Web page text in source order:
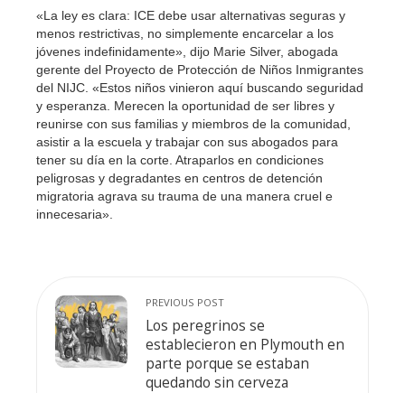
«La ley es clara: ICE debe usar alternativas seguras y
menos restrictivas, no simplemente encarcelar a los
jóvenes indefinidamente», dijo Marie Silver, abogada
gerente del Proyecto de Protección de Niños Inmigrantes
del NIJC. «Estos niños vinieron aquí buscando seguridad
y esperanza. Merecen la oportunidad de ser libres y
reunirse con sus familias y miembros de la comunidad,
asistir a la escuela y trabajar con sus abogados para
tener su día en la corte. Atraparlos en condiciones
peligrosas y degradantes en centros de detención
migratoria agrava su trauma de una manera cruel e
innecesaria».
PREVIOUS POST
Los peregrinos se
establecieron en Plymouth en
parte porque se estaban
quedando sin cerveza